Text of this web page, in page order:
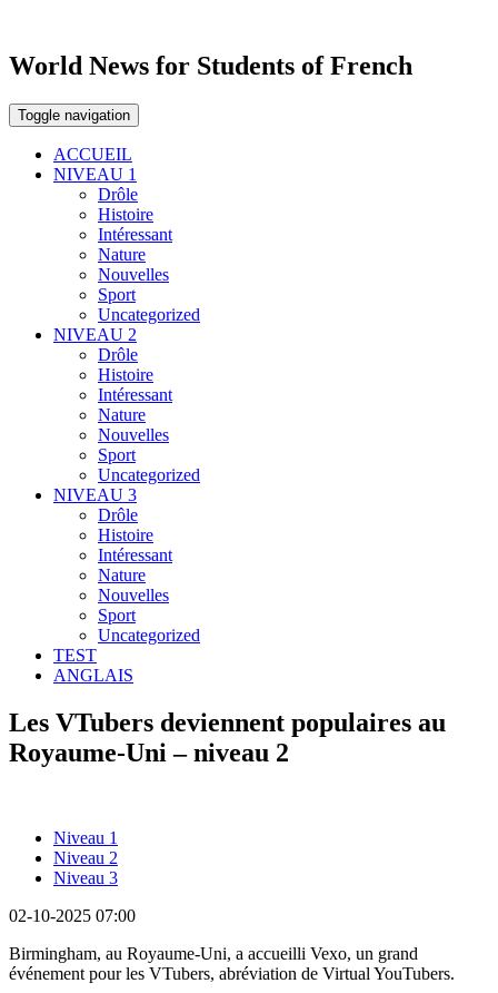
World News for Students of French
Toggle navigation
ACCUEIL
NIVEAU 1
Drôle
Histoire
Intéressant
Nature
Nouvelles
Sport
Uncategorized
NIVEAU 2
Drôle
Histoire
Intéressant
Nature
Nouvelles
Sport
Uncategorized
NIVEAU 3
Drôle
Histoire
Intéressant
Nature
Nouvelles
Sport
Uncategorized
TEST
ANGLAIS
Les VTubers deviennent populaires au
Royaume-Uni – niveau 2
Niveau 1
Niveau 2
Niveau 3
02-10-2025 07:00
Birmingham, au Royaume-Uni, a accueilli Vexo, un grand
événement pour les VTubers, abréviation de Virtual YouTubers.